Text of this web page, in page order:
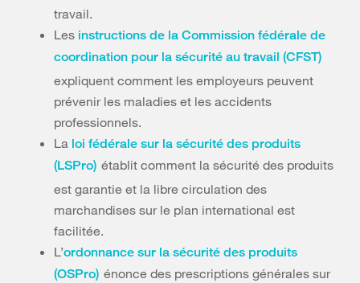
travail.
Les instructions de la Commission fédérale de
coordination pour la sécurité au travail (CFST)
expliquent comment les employeurs peuvent
prévenir les maladies et les accidents
professionnels.
La loi fédérale sur la sécurité des produits
(LSPro) établit comment la sécurité des produits
est garantie et la libre circulation des
marchandises sur le plan international est
facilitée.
L’ordonnance sur la sécurité des produits
(OSPro) énonce des prescriptions générales sur